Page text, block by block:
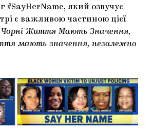
#SayHerName, який озвучує
є важливою частиною цієї
Життя Мають Значення,
мають значення, незалежно